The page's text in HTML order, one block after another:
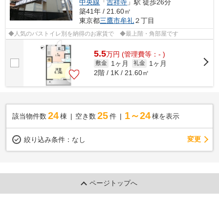
中央線 「吉祥寺 」駅 徒歩26分
築41年 / 21.60㎡
東京都三鷹市牟礼２丁目
◆人気のバストイレ別を納得のお家賃で ◆最上階・角部屋です
5.5万円 (管理費等：- )
敷金 1ヶ月 礼金
1ヶ月
2階 / 1K / 21.60㎡
該当物件数 24棟 空き数 25 件 1～24 棟を表示
絞り込み条件： なし 変更
ページトップへ